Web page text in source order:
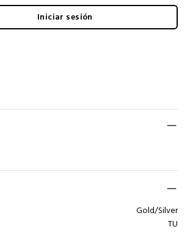
Iniciar sesión
Gold/Silver
TU